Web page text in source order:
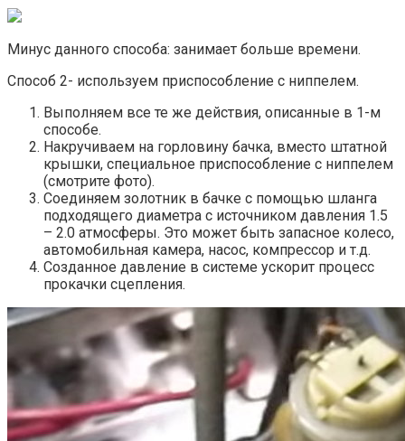
Минус данного способа: занимает больше времени.
Способ 2- используем приспособление с ниппелем.
Выполняем все те же действия, описанные в 1-м
способе.
Накручиваем на горловину бачка, вместо штатной
крышки, специальное приспособление с ниппелем
(смотрите фото).
Соединяем золотник в бачке с помощью шланга
подходящего диаметра с источником давления 1.5
– 2.0 атмосферы. Это может быть запасное колесо,
автомобильная камера, насос, компрессор и т.д.
Созданное давление в системе ускорит процесс
прокачки сцепления.